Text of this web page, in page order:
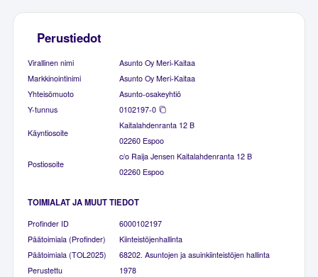
Perustiedot
Virallinen nimi
Asunto Oy Meri-Kaitaa
Markkinointinimi
Asunto Oy Meri-Kaitaa
Yhteisömuoto
Asunto-osakeyhtiö
Y-tunnus
0102197-0
Käyntiosoite
Kaitalahdenranta 12 B
02260 Espoo
Postiosoite
c/o Raija Jensen Kaitalahdenranta 12 B
02260 Espoo
TOIMIALAT JA MUUT TIEDOT
Profinder ID
6000102197
Päätoimiala (Profinder)
Kiinteistöjenhallinta
Päätoimiala (TOL2025)
68202. Asuntojen ja asuinkiinteistöjen hallinta
Perustettu
1978